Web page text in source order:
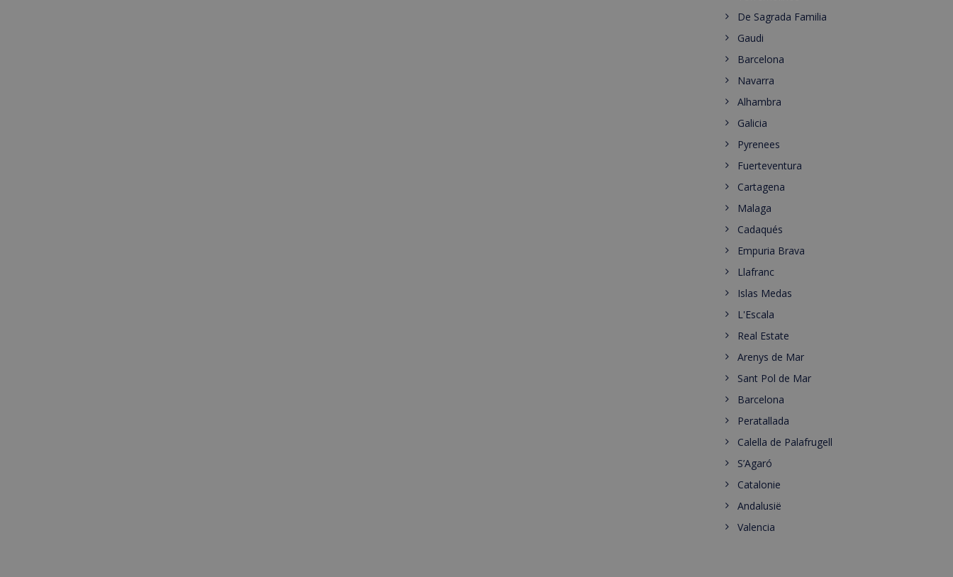
De Sagrada Familia
Gaudi
Barcelona
Navarra
Alhambra
Galicia
Pyrenees
Fuerteventura
Cartagena
Malaga
Cadaqués
Empuria Brava
Llafranc
Islas Medas
L'Escala
Real Estate
Arenys de Mar
Sant Pol de Mar
Barcelona
Peratallada
Calella de Palafrugell
S’Agaró
Catalonie
Andalusië
Valencia